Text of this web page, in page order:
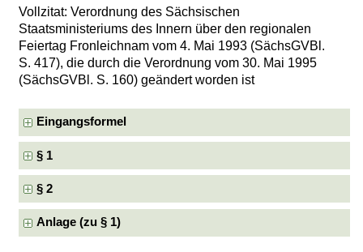
Vollzitat: Verordnung des Sächsischen
Staatsministeriums des Innern über den regionalen
Feiertag Fronleichnam vom 4. Mai 1993 (SächsGVBl.
S. 417), die durch die Verordnung vom 30. Mai 1995
(SächsGVBl. S. 160) geändert worden ist
Eingangsformel
§ 1
§ 2
Anlage (zu § 1)